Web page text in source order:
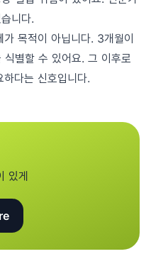
니다.
목적이 아닙니다. 3개월이
별할 수 있어요. 그 이후로
다는 신호입니다.
있게